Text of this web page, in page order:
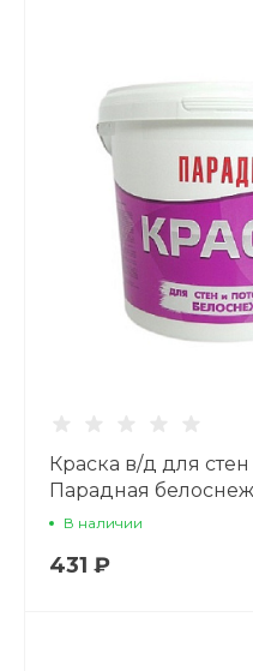
Краска в/д для
Парадная
В наличии
431 ₽